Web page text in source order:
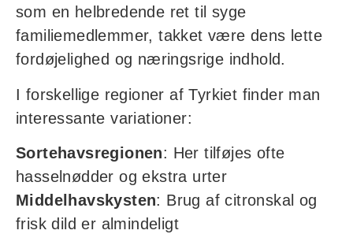
som en helbredende ret til syge
familiemedlemmer, takket være dens lette
fordøjelighed og næringsrige indhold.
I forskellige regioner af Tyrkiet finder man
interessante variationer:
Sortehavsregionen: Her tilføjes ofte
hasselnødder og ekstra urter
Middelhavskysten: Brug af citronskal og
frisk dild er almindeligt